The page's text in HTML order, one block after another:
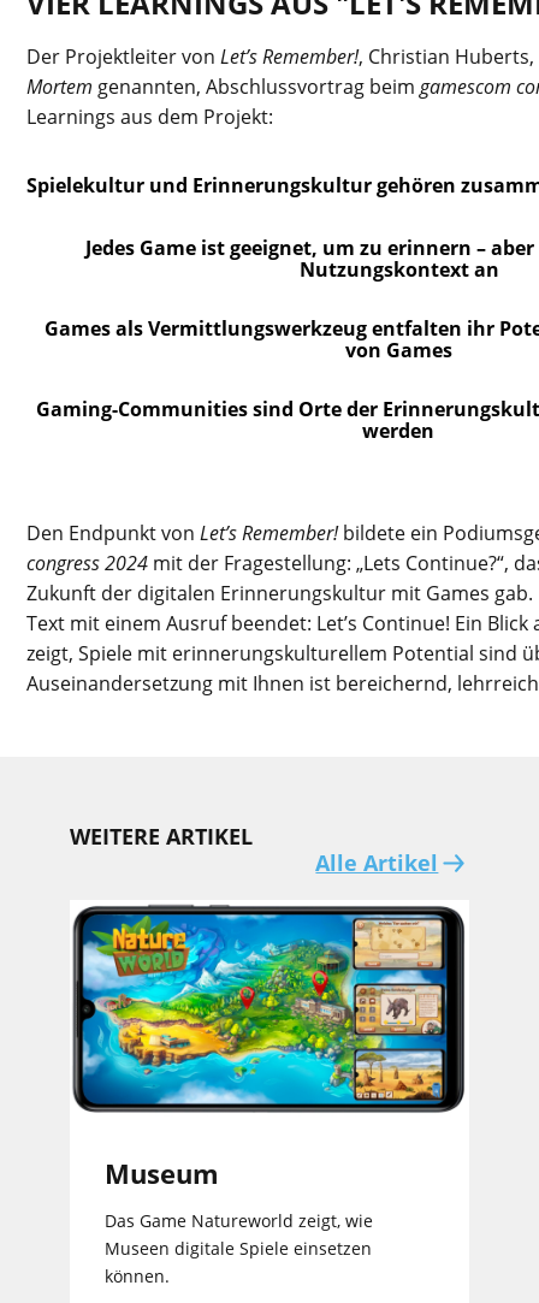
Der Projektleiter vonLet’s Remember!, Christian
Mortem genannten, Abschlussvortrag beimgamescom
Learnings aus dem Projekt:
Spielekultur und Erinnerungskultur gehören
Jedes Game ist geeignet, um zu erinnern –
Nutzungskontext an
Games als Vermittlungswerkzeug entfalten ihr
von Games
Gaming-Communities sind Orte der
werden
Den Endpunkt vonLet’s Remember!bildete ein
congress 2024 mit der Fragestellung: „Lets Continue?“,
Zukunft der digitalen Erinnerungskultur mit Games gab.
Text mit einem Ausruf beendet: Let’s Continue! Ein Blick
zeigt, Spiele mit erinnerungskulturellem Potential sind
Auseinandersetzung mit Ihnen ist bereichernd,
WEITERE ARTIKEL
Alle Artikel
Museum
Das Game Natureworld zeigt, wie
Museen digitale Spiele einsetzen
können.